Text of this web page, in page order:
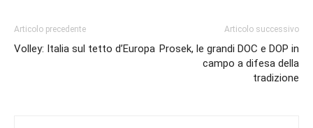
Articolo precedente
Volley: Italia sul tetto d’Europa
Articolo successivo
Prosek, le grandi DOC e DOP in
campo a difesa della
tradizione